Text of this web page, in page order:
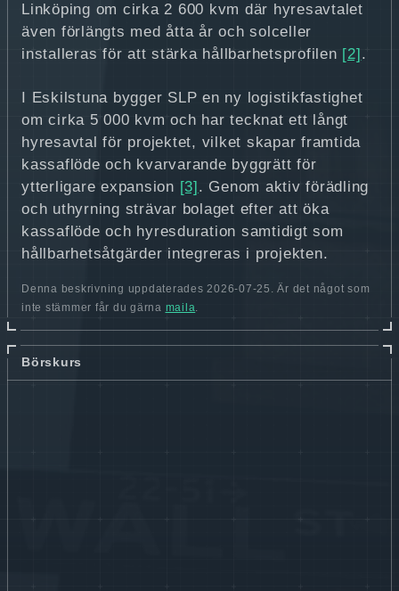
Linköping om cirka 2 600 kvm där hyresavtalet
även förlängts med åtta år och solceller
installeras för att stärka hållbarhetsprofilen [2] .
I Eskilstuna bygger SLP en ny logistikfastighet
om cirka 5 000 kvm och har tecknat ett långt
hyresavtal för projektet, vilket skapar framtida
kassaflöde och kvarvarande byggrätt för
ytterligare expansion [3] . Genom aktiv förädling
och uthyrning strävar bolaget efter att öka
kassaflöde och hyresduration samtidigt som
hållbarhetsåtgärder integreras i projekten.
Denna beskrivning uppdaterades 2026-07-25. Är det något som
inte stämmer får du gärna maila.
Börskurs